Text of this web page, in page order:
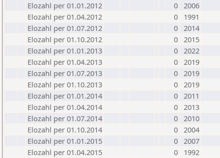
Elozahl per 01.01.2012
0 2006
Elozahl per 01.04.2012
0
1991
Elozahl per 01.07.2012
0 2014
Elozahl per 01.10.2012
0 2015
Elozahl per 01.01.2013
0 2022
Elozahl per 01.04.2013
0 2019
Elozahl per 01.07.2013
0 2019
Elozahl per 01.10.2013
0 2019
Elozahl per 01.01.2014
0 2011
Elozahl per 01.04.2014
0 2013
Elozahl per 01.07.2014
0 2010
Elozahl per 01.10.2014
0 2004
Elozahl per 01.01.2015
0 2007
Elozahl per 01.04.2015
0
1992